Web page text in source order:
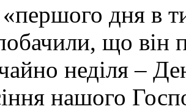
дня в
що
неділя –
нашого